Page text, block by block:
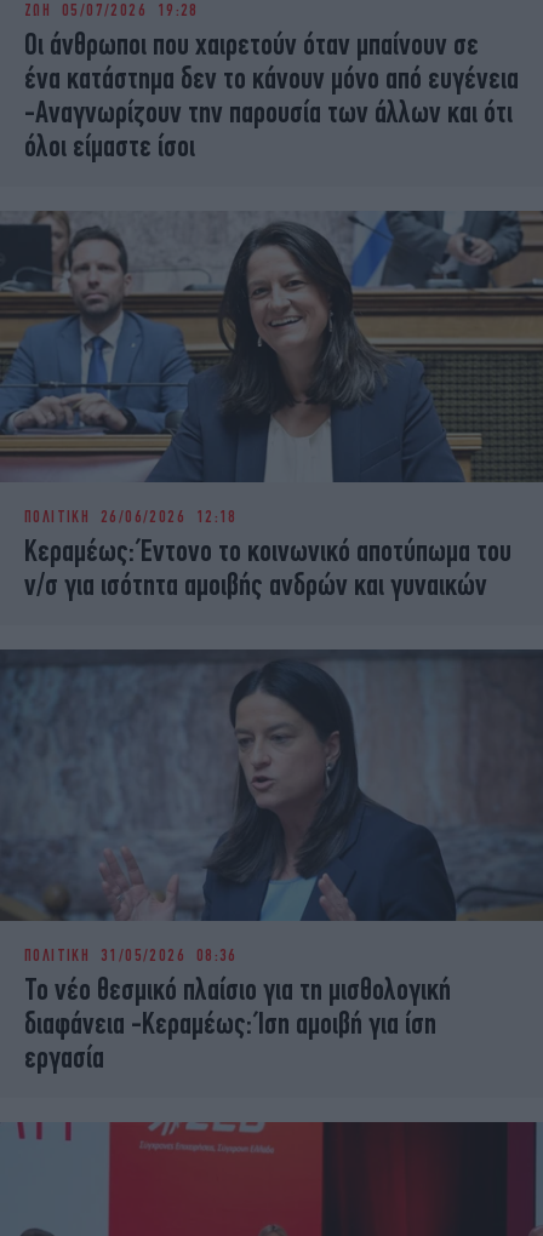
iBOOKS
OSCARS
THE OCEAN
MEDIA
ELAMEFORA
NEWSLETTER
ΖΩΗ 05/07/2026 19:28
Οι άνθρωποι που χαιρετούν όταν μπαίνουν σε
ένα κατάστημα δεν το κάνουν μόνο από ευγένεια
-Αναγνωρίζουν την παρουσία των άλλων και ότι
όλοι είμαστε ίσοι
ΠΟΛΙΤΙΚΗ 26/06/2026 12:18
Κεραμέως: Έντονο το κοινωνικό αποτύπωμα του
ν/σ για ισότητα αμοιβής ανδρών και γυναικών
ΠΟΛΙΤΙΚΗ 31/05/2026 08:36
Το νέο θεσμικό πλαίσιο για τη μισθολογική
διαφάνεια -Κεραμέως: Ίση αμοιβή για ίση
εργασία